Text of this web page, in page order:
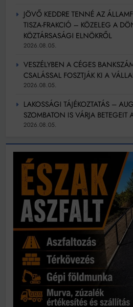
JÖVŐ KEDDRE TENNÉ AZ
TISZA-FRAKCIÓ – KÖZELEG A
KÖZTÁRSASÁGI ELNÖKRŐL
2026.08.05.
VESZÉLYBEN A CÉGES
CSALÁSSAL FOSZTJÁK KI A
2026.08.05.
LAKOSSÁGI TÁJÉKOZTATÁS –
SZOMBATON IS VÁRJA BETEGEIT
2026.08.05.